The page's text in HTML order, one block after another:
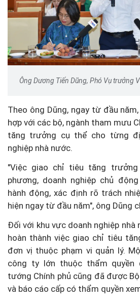
Ông Dương Tiến Dũng, Phó Vụ trưởng
Theo ông Dũng, ngay từ đầu
hợp với các bộ, ngành tham mưu
tăng trưởng cụ thể cho từng
nghiệp nhà nước.
"Việc giao chỉ tiêu tăng
phương, doanh nghiệp chủ
hành động, xác định rõ trách
hiện ngay từ đầu năm", ông Dũng
Đối với khu vực doanh nghiệp nhà
hoàn thành việc giao chỉ tiêu
đơn vị thuộc phạm vi quản lý.
công ty lớn thuộc thẩm quyền
tướng Chính phủ cũng đã được
và báo cáo cấp có thẩm quyền